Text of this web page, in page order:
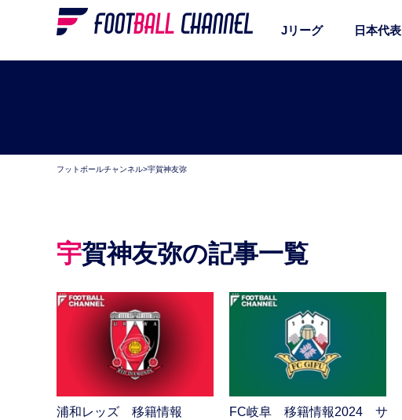
Jリーグ 日本代表
フットボールチャンネル>宇賀神友弥
宇賀神友弥の記事一覧
浦和レッズ 移籍情報
FC岐阜 移籍情報2024 サ